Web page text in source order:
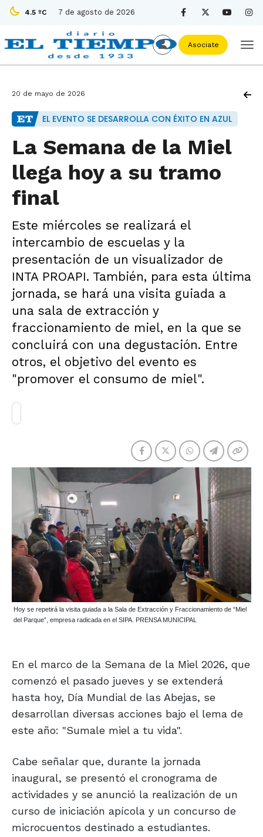
4.5 ºC 7 de agosto de 2026
Asociate
20 de mayo de 2026
EL EVENTO SE DESARROLLA CON ÉXITO EN AZUL
La Semana de la Miel
llega hoy a su tramo
final
Este miércoles se realizará el
intercambio de escuelas y la
presentación de un visualizador de
INTA PROAPI. También, para esta última
jornada, se hará una visita guiada a
una sala de extracción y
fraccionamiento de miel, en la que se
concluirá con una degustación. Entre
otros, el objetivo del evento es
"promover el consumo de miel".
Hoy se repetirá la visita guiada a la Sala de Extracción y Fraccionamiento de “Miel
del Parque”, empresa radicada en el SIPA. PRENSA MUNICIPAL
En el marco de la Semana de la Miel 2026, que
comenzó el pasado jueves y se extenderá
hasta hoy, Día Mundial de las Abejas, se
desarrollan diversas acciones bajo el lema de
este año: "Sumale miel a tu vida".
Cabe señalar que, durante la jornada
inaugural, se presentó el cronograma de
actividades y se anunció la realización de un
curso de iniciación apícola y un concurso de
microcuentos destinado a estudiantes.